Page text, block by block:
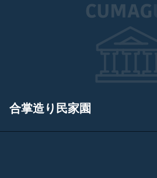
合掌造り民家園